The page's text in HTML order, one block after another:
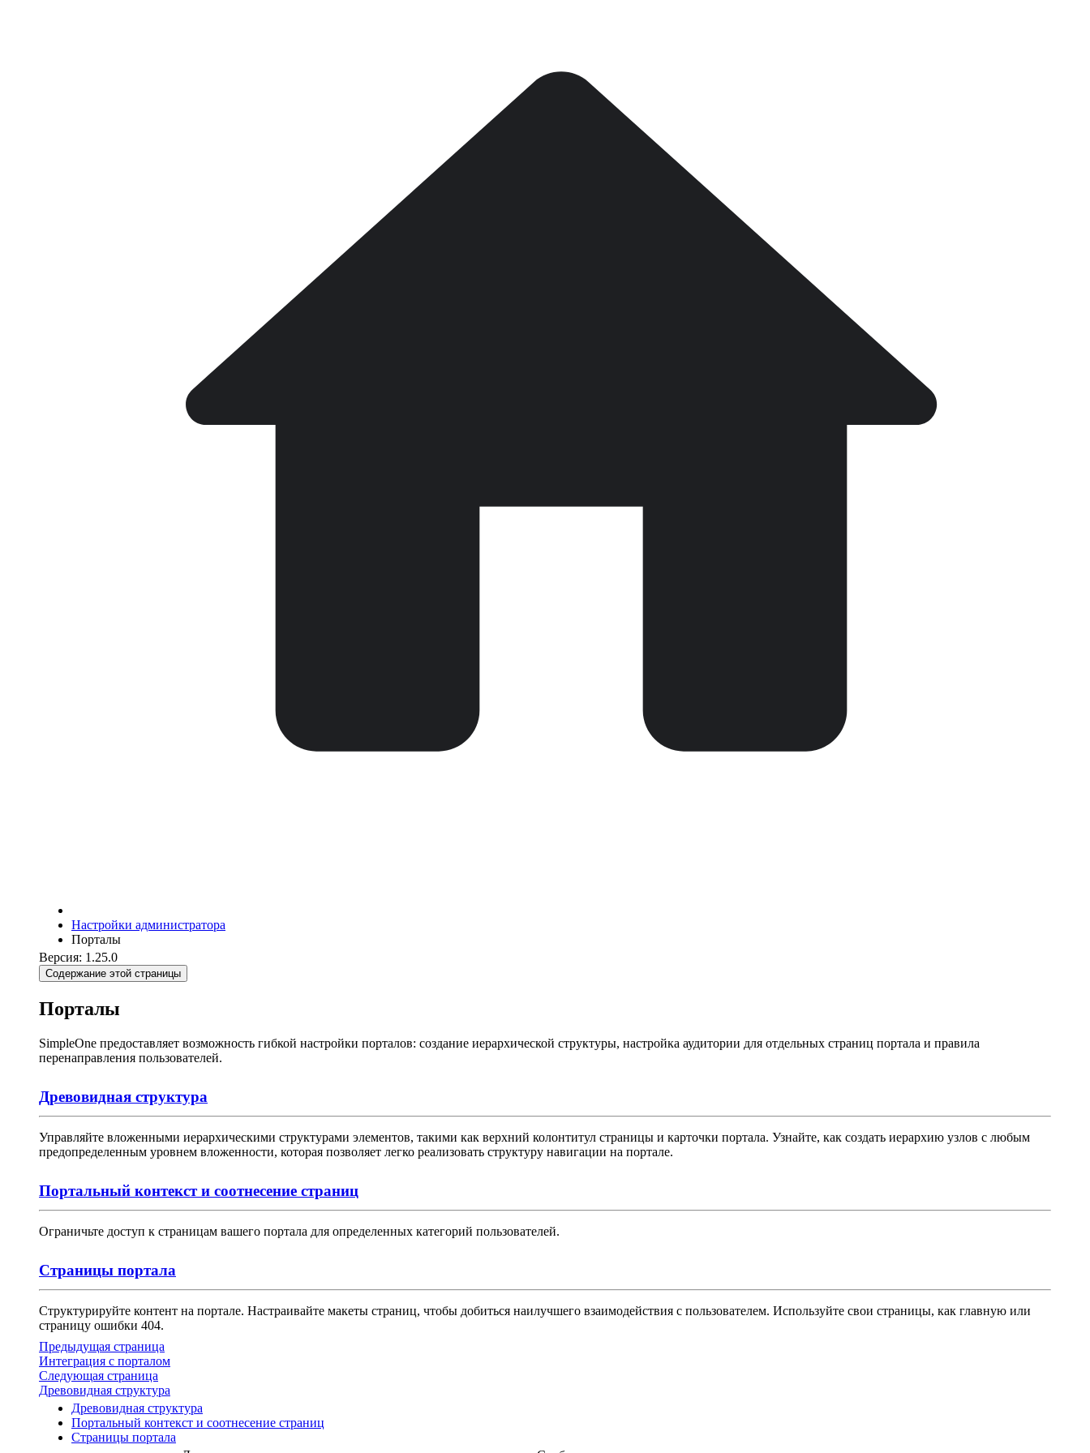
Настройки администратора
Порталы
Версия: 1.25.0
Содержание этой страницы
Порталы
SimpleOne предоставляет возможность гибкой настройки порталов: создание иерархической структуры, настройка аудитории для отдельных страниц портала и правила
перенаправления пользователей.
Древовидная структура
Управляйте вложенными иерархическими структурами элементов, такими как верхний колонтитул страницы и карточки портала. Узнайте, как создать иерархию узлов с любым
предопределенным уровнем вложенности, которая позволяет легко реализовать структуру навигации на портале.
Портальный контекст и соотнесение страниц
Ограничьте доступ к страницам вашего портала для определенных категорий пользователей.
Страницы портала
Структурируйте контент на портале. Настраивайте макеты страниц, чтобы добиться наилучшего взаимодействия с пользователем. Используйте свои страницы, как главную или
страницу ошибки 404.
Предыдущая страница
Интеграция с порталом
Следующая страница
Древовидная структура
Древовидная структура
Портальный контекст и соотнесение страниц
Страницы портала